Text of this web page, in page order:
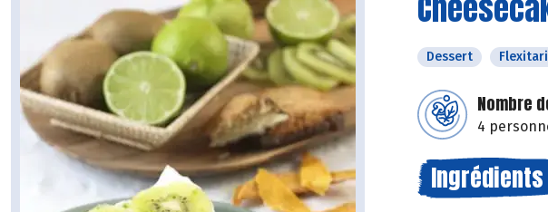
Dessert
Nombre
4
Ingrédients